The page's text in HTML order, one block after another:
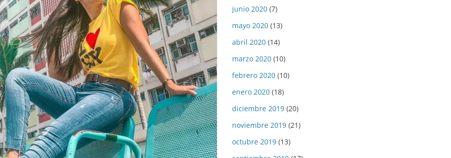
junio 2020 (7)
mayo 2020 (13)
abril 2020 (14)
marzo 2020 (10)
febrero 2020 (10)
enero 2020 (18)
diciembre 2019 (20)
noviembre 2019 (21)
octubre 2019 (13)